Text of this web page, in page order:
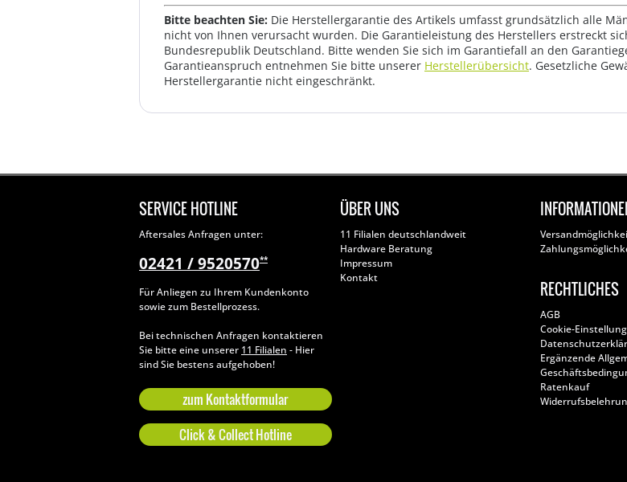
Bitte beachten Sie: Die Herstellergarantie des Artikels umfasst grundsätzlich alle
nicht von Ihnen verursacht wurden. Die Garantieleistung des Herstellers erstreckt
Bundesrepublik Deutschland. Bitte wenden Sie sich im Garantiefall an den
Garantieanspruch entnehmen Sie bitte unserer Herstellerübersicht. Gesetzliche
Herstellergarantie nicht eingeschränkt.
SERVICE HOTLINE
Aftersales Anfragen unter:
02421 / 9520570**
Für Anliegen zu Ihrem Kundenkonto
sowie zum Bestellprozess.
Bei technischen Anfragen kontaktieren
Sie bitte eine unserer 11 Filialen - Hier
sind Sie bestens aufgehoben!
zum Kontaktformular
Click & Collect Hotline
ÜBER UNS
11 Filialen deutschlandweit
Hardware Beratung
Impressum
Kontakt
RECHTLICHES
AGB
Cookie-
Ergänzende
Ratenkauf